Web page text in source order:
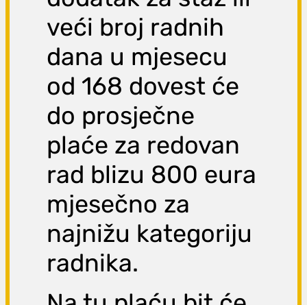
veći broj radnih
dana u mjesecu
od 168 dovest će
do prosječne
plaće za redovan
rad blizu 800 eura
mjesečno za
najnižu kategoriju
radnika.